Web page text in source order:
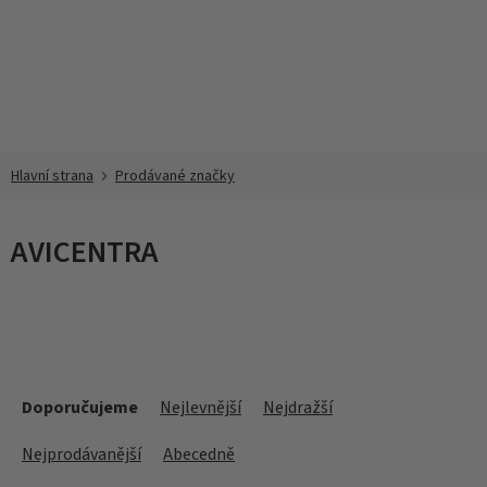
Prodávané značky
AVICENTRA
Doporučujeme Nejlevnější
Nejdražší
Nejprodávanější
Abecedně